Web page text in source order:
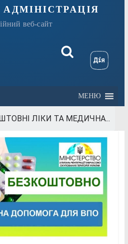
веб-сайт
МЕНЮ
ЛІКИ ТА МЕДИЧНА...